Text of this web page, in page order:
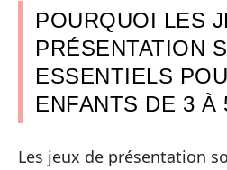
POURQUOI LES
PRÉSENTATION
ESSENTIELS
ENFANTS DE 3 À
Les jeux de présentation